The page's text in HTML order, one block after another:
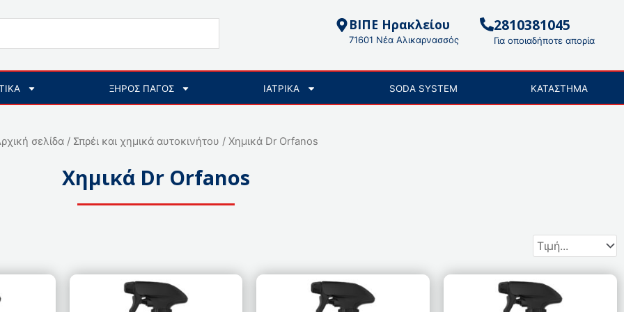
ΒΙΠΕ Ηρακλείου
71601 Νέα Αλικαρνασσός
2810381045
Για οποιαδήποτε απορία
ΞΗΡΟΣ ΠΑΓΟΣ ΙΑΤΡΙΚΑ SODA SYSTEM ΚΑΤΑΣΤΗΜΑ
σελίδα/ Σπρέι και χημικά αυτοκινήτου / Χημικά Dr Orfanos
Χημικά Dr Orfanos